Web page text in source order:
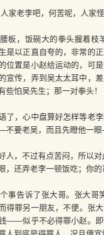
老李吧，何苦呢，人家怪
，饭碗大的拳头握着枝羊
是以正直自夸的，非常的
位置是小赵给运动的，可
宣传，弄到吴太太耳中，
些怕吴先生；那一对拳头！
心中盘算好怎样等老李
要老吴，而且先瞪他一
不过有点苦闷，所以对
，还弄老李一顿饭吃；你的
告诉了张大哥。张大哥笑
得罪另一朋友，不便。张
——似乎不必得罪小赵。